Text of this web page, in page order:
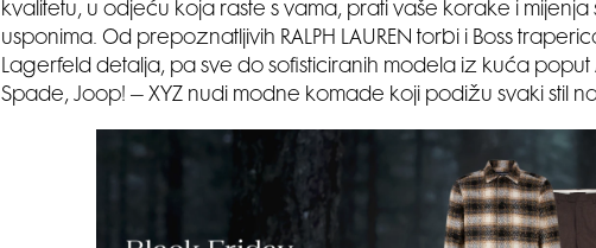
kvalitetu, u odjeću koja raste s vama, prati vaše korake i mijenja
usponima. Od prepoznatljivih RALPH LAUREN torbi i Boss
Lagerfeld detalja, pa sve do sofisticiranih modela iz kuća poput
Spade, Joop! – XYZ nudi modne komade koji podižu svaki stil